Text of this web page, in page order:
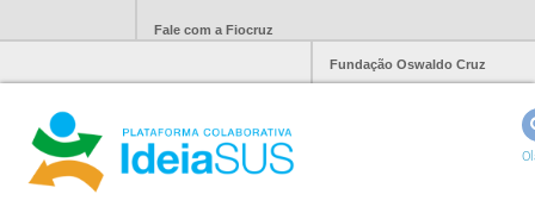
Fale com a Fiocruz
Fundação Oswaldo Cruz